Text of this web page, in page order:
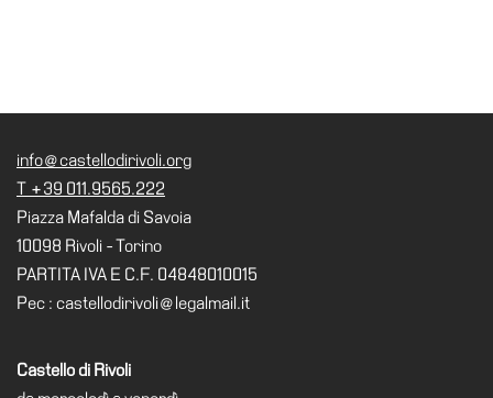
info@castellodirivoli.org
T +39 011.9565.222
Piazza Mafalda di Savoia
10098 Rivoli - Torino
PARTITA IVA E C.F. 04848010015
Pec : castellodirivoli@legalmail.it
Castello di Rivoli